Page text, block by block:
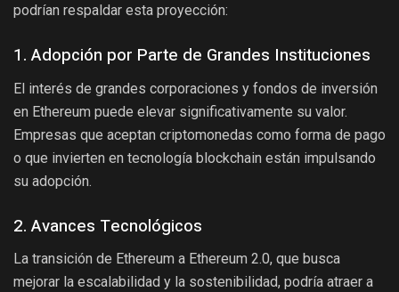
podrían respaldar esta proyección:
1. Adopción por Parte de Grandes Instituciones
El interés de grandes corporaciones y fondos de inversión
en Ethereum puede elevar significativamente su valor.
Empresas que aceptan criptomonedas como forma de pago
o que invierten en tecnología blockchain están impulsando
su adopción.
2. Avances Tecnológicos
La transición de Ethereum a Ethereum 2.0, que busca
mejorar la escalabilidad y la sostenibilidad, podría atraer a